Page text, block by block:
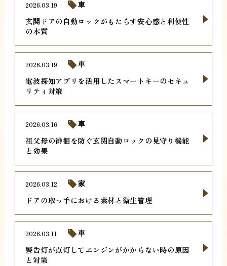
玄関ドアの自動ロックがもたらす安心感と利便性
の本質
2026.03.19 車
電波探知アプリを活用したスマートキーのセキュ
リティ対策
2026.03.19 車
祖父母の徘徊を防ぐ玄関自動ロックの見守り機能
と効果
2026.03.16 車
ドアの取っ手における素材と衛生管理
2026.03.12 家
警告灯が点灯してエンジンがかからない時の原因
と対策
2026.03.11 車